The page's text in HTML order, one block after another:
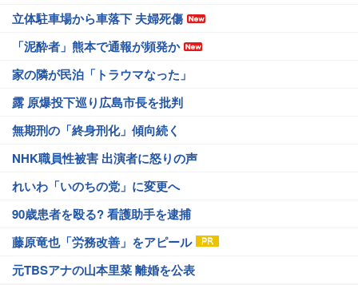
立体駐車場から車落下 夫婦死傷
「泥酔者」熊本で通報が頻発か
家の隣が民泊「トラウマなった」
露 原爆投下巡り広島市長を批判
無期刑の「終身刑化」傾向続く
NHK職員性被害 出演者に怒りの声
れいわ「いのちの党」に変更へ
90歳患者を殴る? 看護助手を逮捕
藤原竜也「労務改善」をアピール
元TBSアナの山本里菜 離婚を公表